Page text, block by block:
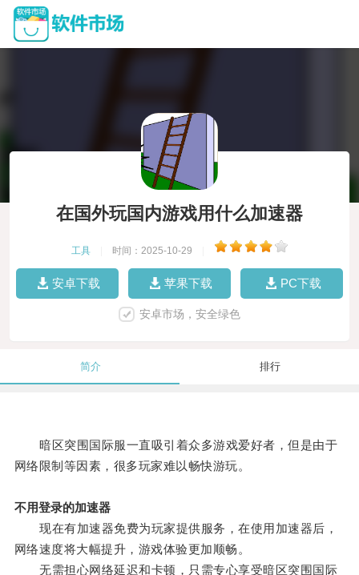
在国外玩国内游戏用什么加速器
工具 时间：2025-10-29
安卓下载 苹果下载 PC下载
安卓市场，安全绿色
简介 排行
暗区突围国际服一直吸引着众多游戏爱好者，但是由于
网络限制等因素，很多玩家难以畅快游玩。
不用登录的加速器
现在有加速器免费为玩家提供服务，在使用加速器后，
网络速度将大幅提升，游戏体验更加顺畅。
无需担心网络延迟和卡顿，只需专心享受暗区突围国际